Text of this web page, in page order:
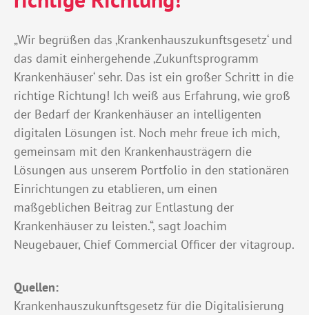
„Wir begrüßen das ‚Krankenhauszukunftsgesetz‘ und
das damit einhergehende ‚Zukunftsprogramm
Krankenhäuser‘ sehr. Das ist ein großer Schritt in die
richtige Richtung! Ich weiß aus Erfahrung, wie groß
der Bedarf der Krankenhäuser an intelligenten
digitalen Lösungen ist. Noch mehr freue ich mich,
gemeinsam mit den Krankenhausträgern die
Lösungen aus unserem Portfolio in den stationären
Einrichtungen zu etablieren, um einen
maßgeblichen Beitrag zur Entlastung der
Krankenhäuser zu leisten.“, sagt Joachim
Neugebauer, Chief Commercial Officer der vitagroup.
Quellen:
Krankenhauszukunftsgesetz für die Digitalisierung